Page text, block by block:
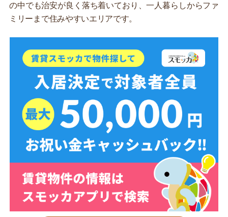
の中でも治安が良く落ち着いており、一人暮らしからファ
ミリーまで住みやすいエリアです。